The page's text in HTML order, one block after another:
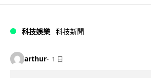
科技娛樂 科技新聞
arthur 1 日